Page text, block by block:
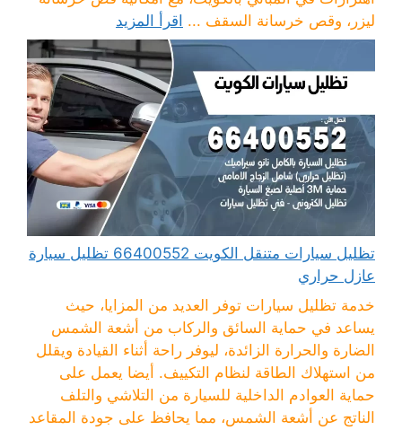
ليزر، وقص خرسانة السقف ... اقرأ المزيد
تظليل سيارات متنقل الكويت 66400552 تظليل سيارة
عازل حراري
خدمة تظليل سيارات توفر العديد من المزايا، حيث
يساعد في حماية السائق والركاب من أشعة الشمس
الضارة والحرارة الزائدة، ليوفر راحة أثناء القيادة ويقلل
من استهلاك الطاقة لنظام التكييف. أيضا يعمل على
حماية العوادم الداخلية للسيارة من التلاشي والتلف
الناتج عن أشعة الشمس، مما يحافظ على جودة المقاعد